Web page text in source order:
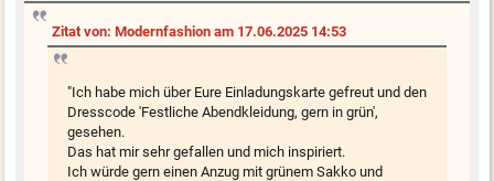
Zitat von: Modernfashion am 17.06.2025 14:53
"Ich habe mich über Eure Einladungskarte gefreut und den
Dresscode 'Festliche Abendkleidung, gern in grün',
gesehen.
Das hat mir sehr gefallen und mich inspiriert.
Ich würde gern einen Anzug mit grünem Sakko und